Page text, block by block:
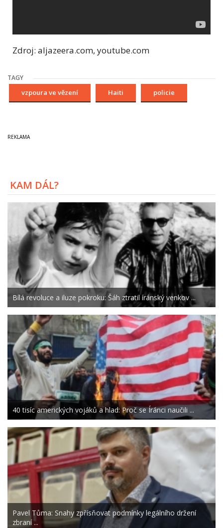
Zdroj: aljazeera.com, youtube.com
TAGY
vzpoura ve vězení Haiti policie
KAM DÁL?
Bílá revoluce a iluze pokroku: Šáh ztratil íránský venkov ...
40 tisíc amerických vojáků a hlad: Proč se Íránci naučili ...
Pavel Tůma: Snahy zpřísňovat podmínky legálního držení
zbraní ...